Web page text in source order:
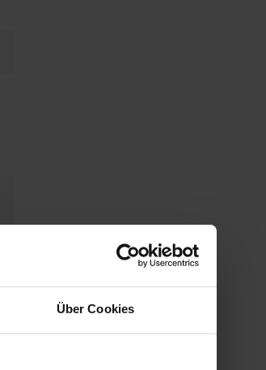
Über Cookies